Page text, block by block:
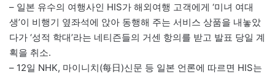
– 일본 유수의 여행사인 HIS가 해외여행 고객에게 ‘미녀 여대
생’이 비행기 옆좌석에 앉아 동행해 주는 서비스 상품을 내놓았
다가 ‘성적 학대’라는 네티즌들의 거센 항의를 받고 발표 당일 계
획을 취소.
– 12일 NHK, 마이니치(每日)신문 등 일본 언론에 따르면 HIS는